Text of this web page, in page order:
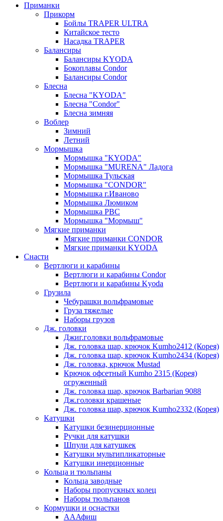
Приманки
Прикорм
Бойлы TRAPER ULTRA
Китайское тесто
Насадка TRAPER
Балансиры
Балансиры KYODA
Бокоплавы Condor
Балансиры Condor
Блесна
Блесна "KYODA"
Блесна "Condor"
Блесна зимняя
Воблер
Зимний
Летний
Мормышка
Мормышка "KYODA"
Мормышка "MURENA" Ладога
Мормышка Тульская
Мормышка "CONDOR"
Мормышка г.Иваново
Мормышка Люмиком
Мормышка РВС
Мормышка "Мормыш"
Мягкие приманки
Мягкие приманки CONDOR
Мягкие приманки KYODA
Снасти
Вертлюги и карабины
Вертлюги и карабины Condor
Вертлюги и карабины Kyoda
Грузила
Чебурашки вольфрамовые
Груза тяжелые
Наборы грузов
Дж. головки
Джиг.головки вольфрамовые
Дж. головка шар, крючок Kumho2412 (Корея)
Дж. головка шар, крючок Kumho2434 (Корея)
Дж. головка, крючок Mustad
Крючок офсетный Kumho 2315 (Корея)
огруженный
Дж. головка шар, крючок Barbarian 9088
Дж.головки крашеные
Дж. головка шар, крючок Kumho2332 (Корея)
Катушки
Катушки безинерционные
Ручки для катушки
Шпули для катушкек
Катушки мультипликаторные
Катушки инерционные
Кольца и тюльпаны
Кольца заводные
Наборы пропускных колец
Наборы тюльпанов
Кормушки и оснастки
АААфиш